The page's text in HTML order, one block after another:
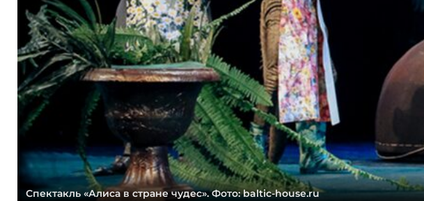
Спектакль «Алиса в стране чудес». Фото: baltic-house.ru